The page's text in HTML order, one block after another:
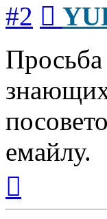
#2
емайлу.
началу